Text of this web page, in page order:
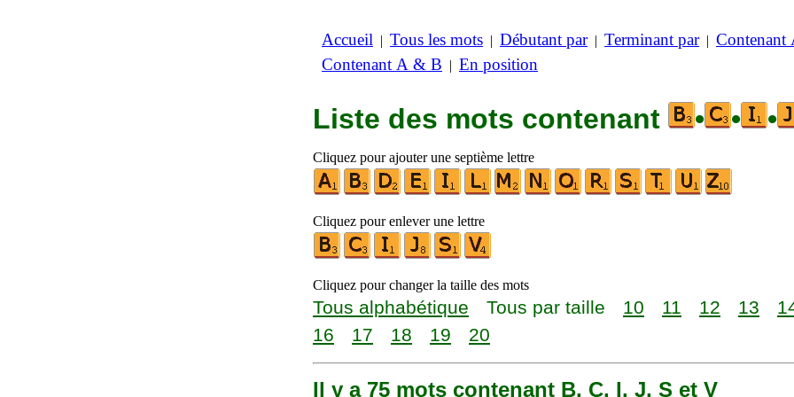
Accueil | Tous les mots | Débutant par| Terminant par| Contenant
Contenant A & B | En position
Liste des mots contenant • • •
Cliquez pour ajouter une septième lettre
Cliquez pour enlever une lettre
Cliquez pour changer la taille des mots
Tous alphabétique Tous par taille 10 11 12 13
16
17 18 19 20
Il y a 75 mots contenant B, C, I, J, S et V